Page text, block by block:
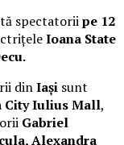
spectatoriipe 12
Ioana State
dinIași sunt
City Iulius Mall,
Gabriel
Alexandra